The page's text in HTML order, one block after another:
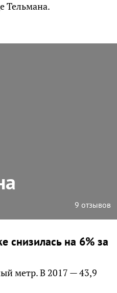
Тельмана.
9 отзывов
снизилась на 6% за
метр. В 2017 — 43,9